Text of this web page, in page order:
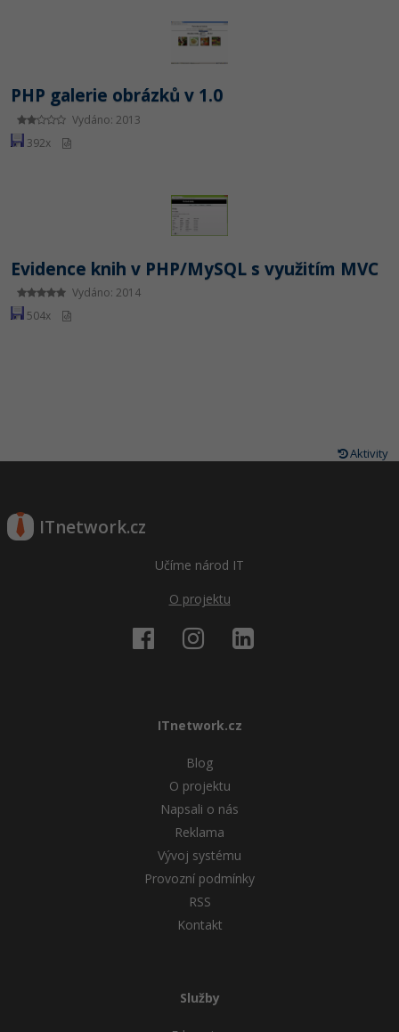
PHP galerie obrázků v 1.0
Vydáno: 2013
392x
Evidence knih v PHP/MySQL s využitím MVC
Vydáno: 2014
504x
Aktivity
ITnetwork.cz
Učíme národ IT
O projektu
ITnetwork.cz
Blog
O projektu
Napsali o nás
Reklama
Vývoj systému
Provozní podmínky
RSS
Kontakt
Služby